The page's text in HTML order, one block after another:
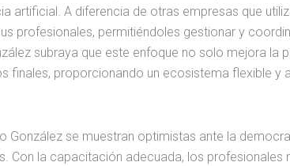
artificial. A diferencia de otras empresas que
profesionales, permitiéndoles gestionar y
subraya que este enfoque no solo mejora la
finales, proporcionando un ecosistema flexible y
González se muestran optimistas ante la
Con la capacitación adecuada, los profesionales